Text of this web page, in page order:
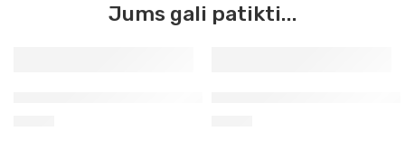
Jums gali patikti...